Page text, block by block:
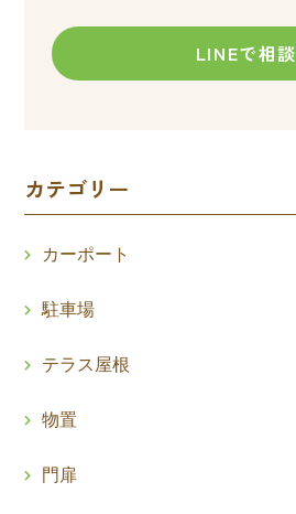
LINEで相談
カテゴリー
カーポート
駐車場
テラス屋根
物置
門扉